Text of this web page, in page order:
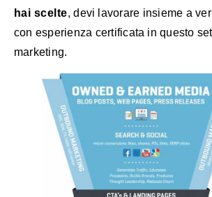
hai scelte, devi lavorare insieme a
con esperienza certificata in questo
marketing.